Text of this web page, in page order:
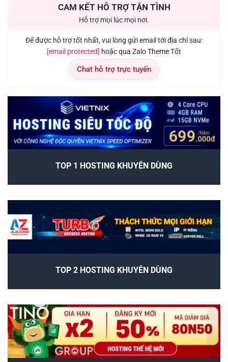
CAM KẾT HỖ TRỢ TẬN TÌNH
Hỗ trợ mọi lúc mọi nơi.
Để được hỗ trợ tốt nhất, vui lòng gửi email tới địa chỉ sau:
[email protected] hoặc qua Zalo Theme Tốt
Chat hỗ trợ trực tuyến
TOP 1 HOSTING KHUYÊN DÙNG
TOP 2 HOSTING KHUYÊN DÙNG